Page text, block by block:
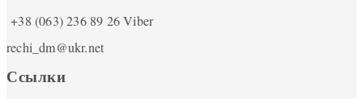
+38 (063) 236 89 26Viber
rechi_dm@ukr.net
Ссылки